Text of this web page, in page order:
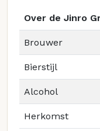
Over de Jinro
Brouwer
Bierstijl
Alcohol
Herkomst